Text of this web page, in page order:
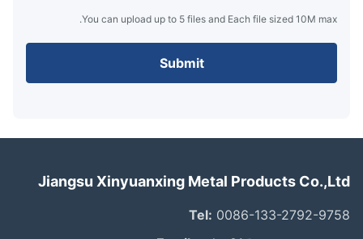
You can upload up to 5 files and Each file sized 10M max.
Submit
Jiangsu Xinyuanxing Metal Products
Tel:0086-133-2792-